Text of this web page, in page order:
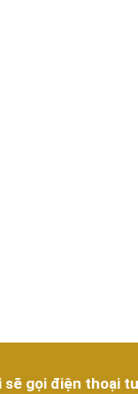
gọi điện thoại